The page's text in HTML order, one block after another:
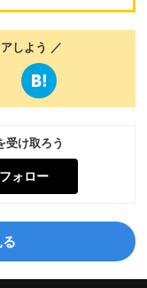
しよう ／
受け取ろう
フォロー